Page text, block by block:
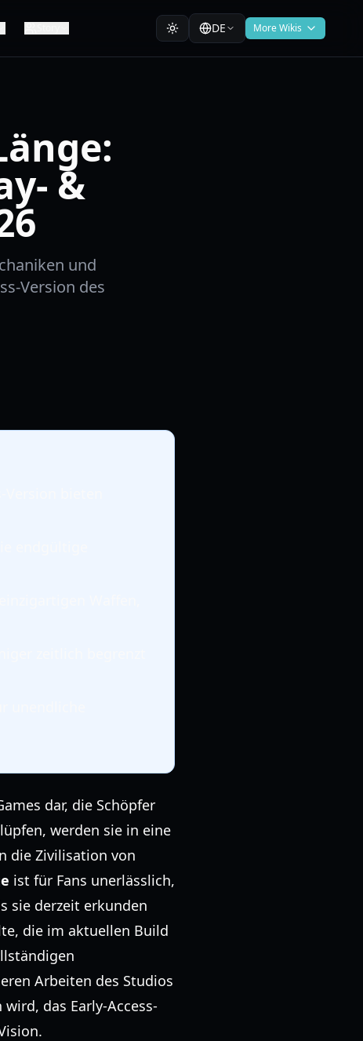
DE More Wikis
&
und
Version des
dar, die Schöpfer
werden sie in eine
die Zivilisation von
ist für Fans unerlässlich,
sie derzeit erkunden
die im aktuellen Build
Arbeiten des Studios
das Early-Access-